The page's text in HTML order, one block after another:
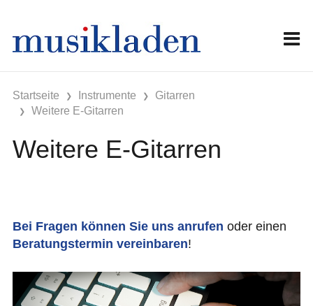
Startseite Instrumente
Gitarren
Weitere E-Gitarren
Weitere E-Gitarren
Bei Fragen können Sie uns anrufen oder einen
Beratungstermin vereinbaren!